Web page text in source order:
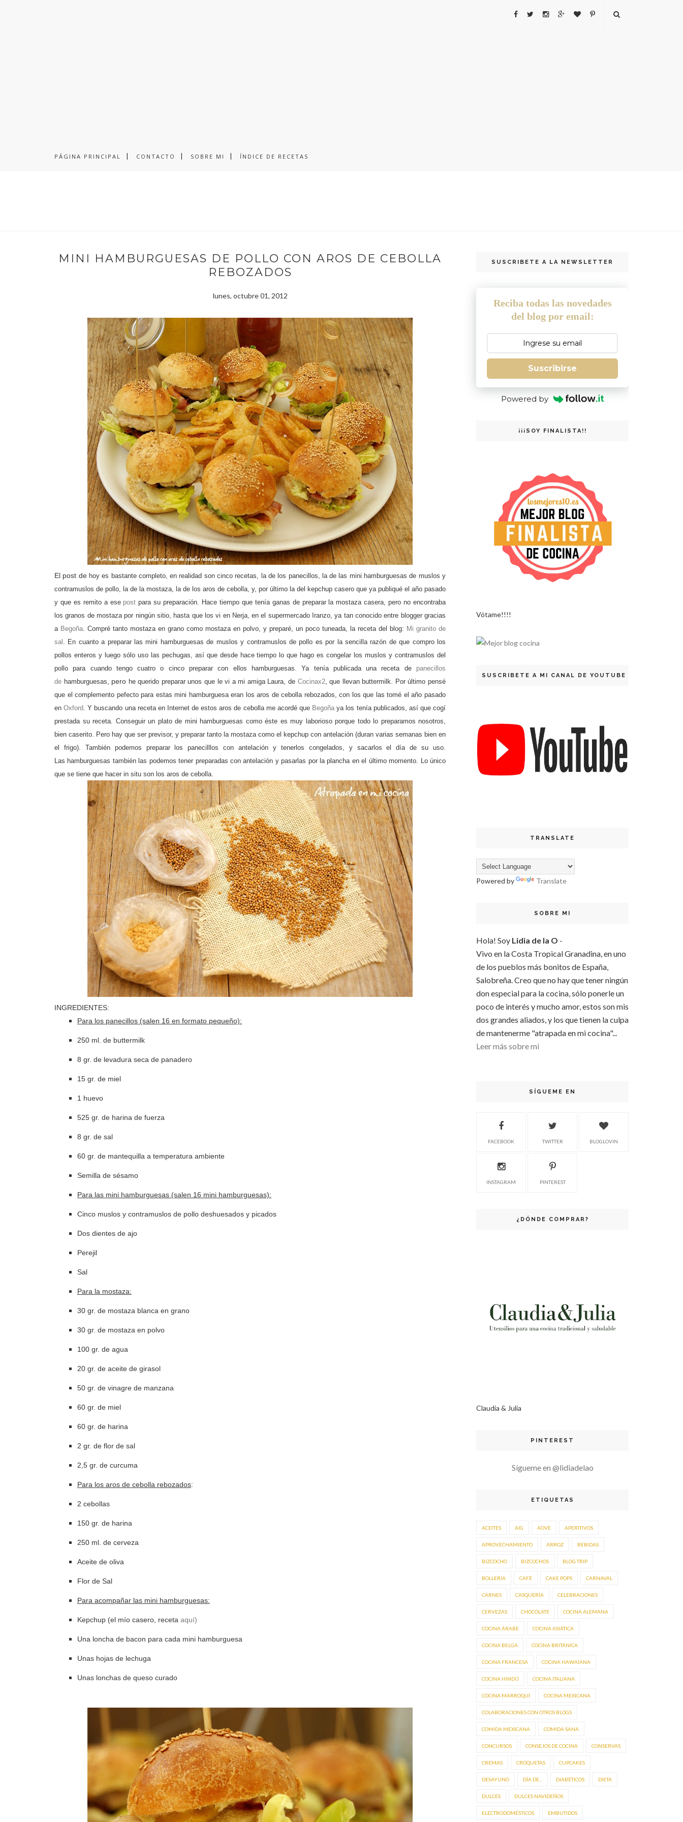
PÁGINA PRINCIPAL CONTACTO SOBRE MI ÍNDICE DE RECETAS
MINI HAMBURGUESAS DE POLLO CON AROS DE CEBOLLA
REBOZADOS
lunes, octubre 01, 2012
El post de hoy es bastante completo, en realidad son cinco recetas, la de los panecillos, la de las mini hamburguesas de muslos y
contramuslos de pollo, la de la mostaza, la de los aros de cebolla, y, por último la del kepc hup casero que ya publiqué el año pasado
y que es remito a ese postpara su preparación. Hace tiempo que tenía ganas de preparar la mostaza casera, pero no encontraba
losgranos de mostaza por ningún sitio, hasta que los vi en Nerja, en el supermercado Iranzo, ya tan conocido entre bloggergracias
a Begoña. Compré tanto mostaza en grano como mostaza en polvo, y preparé, un poco tuneada, la receta del blog: Mi granito de
sal . En cuanto a preparar las mini hamburguesas de muslos y contramuslos de pollo es por la sencilla razón de que compro los
pollos enteros y luego sólo uso las pec hugas, así que desde hace tiempo lo que hago es congelar los muslos y contramuslos del
pollo para cuando tengo cuatro o cinco preparar con ellos hamburguesas. Ya tenía publicada una receta de panecillos
de hamburguesas , pero he querido preparar unos que le vi a mi amiga Laura, de Cocinax2, que llevan buttermilk. Por último pensé
que el complemento pefecto para estas mini hamburguesa eran los aros de cebolla rebozados, con los que las tomé el año pasado
enOxford. Y buscando una receta en Internet de estos aros de cebolla me acordé que Begoñaya los tenía publicados, así que cogí
prestada su receta. Conseguir un plato de mini hamburguesas como éste es muy laborioso porque todo lo preparamos nosotros,
bien caserito. Pero hay que ser previsor, y preparar tanto la mostaza como el kepc hup con antelación (duran varias semanas bien en
el frigo). También podemos preparar los panecilllos con antelación y tenerlos congelados, y sacarlos el día de su uso.
Las hamburguesas también las podemos tener preparadas con antelación y pasarlas por la planc ha en el último momento. Lo único
que se tiene que hacer in situ son los aros de cebolla.
INGREDIENTES:
Para los panecillos (salen 16 en formato pequeño):
250 ml. de buttermilk
8 gr. de levadura seca de panadero
15 gr. de miel
1 huevo
525 gr. de harina de fuerza
8 gr. de sal
60 gr. de mantequilla a temperatura ambiente
Semilla de sésamo
Para las mini hamburguesas (salen 16 mini hamburguesas):
Cinco muslos y contramuslos de pollo deshuesados y picados
Dos dientes de ajo
Perejil
Sal
Para la mostaza:
30 gr. de mostaza blanca en grano
30 gr. de mostaza en polvo
100 gr. de agua
20 gr. de aceite de girasol
50 gr. de vinagre de manzana
60 gr. de miel
60 gr. de harina
2 gr. de flor de sal
2,5 gr. de curcuma
Para los aros de cebolla rebozados:
2 cebollas
150 gr. de harina
250 ml. de cerveza
Aceite de oliva
Flor de Sal
Para acompañar las mini hamburguesas:
Kepchup (el mío casero, receta aquí)
Una loncha de bacon para cada mini hamburguesa
Unas hojas de lechuga
Unas lonchas de queso curado
SUSCRIBETE A LA NEWSLETTER
Reciba todas las novedades
del blog por email:
Suscribirse
Powered by
¡¡¡SOY FINALISTA!!
Vótame!!!!
SUSCRIBETE A MI CANAL DE YOUTUBE
TRANSLATE
Powered by Translate
SOBRE MI
Hola! Soy Lidia de la O -
Vivo en la Costa Tropical Granadina, en uno
de los pueblos más bonitos de España,
Salobreña. Creo que no hay que tener ningún
don especial para la cocina, sólo ponerle un
poco de interés y mucho amor, estos son mis
dos grandes aliados, y los que tienen la culpa
de mantenerme "atrapada en mi cocina"...
Leer más sobre mi
SÍGUEME EN
FACEBOOK TWITTER BLOGLOVIN
INSTAGRAM PINTEREST
¿DÓNDE COMPRAR?
Claudia & Julia
PINTEREST
Sígueme en @lidiadelao
ETIQUETAS
ACEITES AIG AOVE APERITIVOS
APROVECHAMIENTO ARROZ BEBIDAS
BIZCOCHO BIZCOCHOS BLOG TRIP
BOLLERÍA CAFÉ CAKE POPS CARNAVAL
CARNES CASQUERÍA CELEBRACIONES
CERVEZAS CHOCOLATE COCINA ALEMANA
COCINA ÁRABE COCINA ASIÁTICA
COCINA BELGA COCINA BRITÁNICA
COCINA FRANCESA COCINA HAWAIANA
COCINA HINDÚ COCINA ITALIANA
COCINA MARROQUÍ COCINA MEXICANA
COLABORACIONES CON OTROS BLOGS
COMIDA MEXICANA COMIDA SANA
CONCURSOS CONSEJOS DE COCINA CONSERVAS
CREMAS CROQUETAS CUPCAKES
DESAYUNO DÍA DE... DIABÉTICOS DIETA
DULCES DULCES NAVIDEÑOS
ELECTRODOMÉSTICOS EMBUTIDOS